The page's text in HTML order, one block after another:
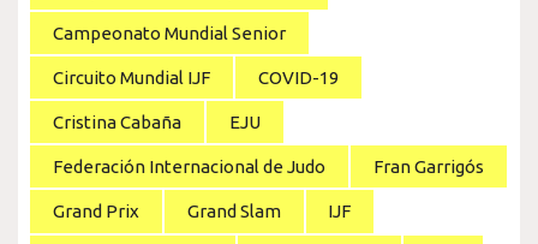
Campeonato Mundial Senior
Circuito Mundial IJF COVID-19
Cristina Cabaña EJU
Federación Internacional de Judo Fran Garrigós
Grand Prix Grand Slam IJF